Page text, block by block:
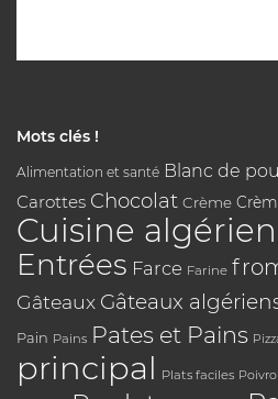
Mots clés !
Alimentation et santé Blanc de
Carottes Chocolat Crème
Cuisine
Entrées Farce Farine
Gâteaux Gâteaux
Pain Pains Pates et Pains
principal Plats faciles